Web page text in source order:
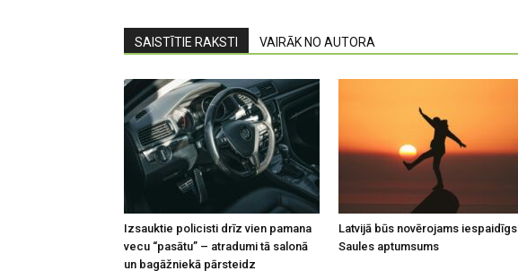
SAISTĪTIE RAKSTI VAIRĀK NO AUTORA
Izsauktie policisti drīz vien pamana
vecu “pasātu” – atradumi tā salonā
un bagāžniekā pārsteidz
Latvijā būs novērojams iespaidīgs
Saules aptumsums